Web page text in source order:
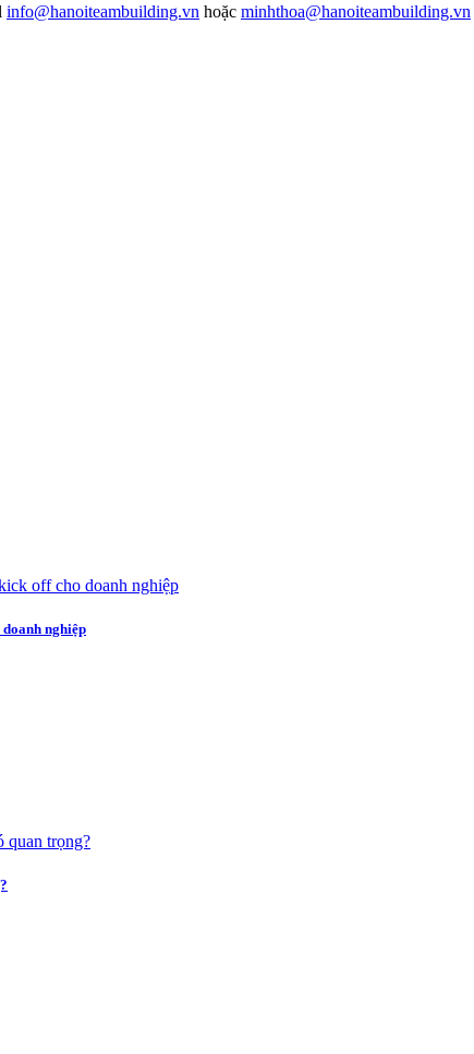
info@hanoiteambuilding.vn hoặc minhthoa@hanoiteambuilding.vn
nghiệp